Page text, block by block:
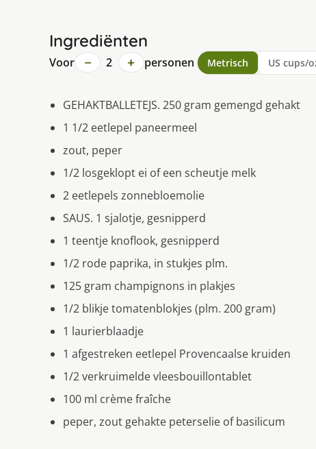
Ingrediënten
Voor − 2 + personen Metrisch US cups/
GEHAKTBALLETEJS. 250 gram gemengd gehakt
1 1/2 eetlepel paneermeel
zout, peper
1/2 losgeklopt ei of een scheutje melk
2 eetlepels zonnebloemolie
SAUS. 1 sjalotje, gesnipperd
1 teentje knoflook, gesnipperd
1/2 rode paprika, in stukjes plm.
125 gram champignons in plakjes
1/2 blikje tomatenblokjes (plm. 200 gram)
1 laurierblaadje
1 afgestreken eetlepel Provencaalse kruiden
1/2 verkruimelde vleesbouillontablet
100 ml crème fraîche
peper, zout gehakte peterselie of basilicum